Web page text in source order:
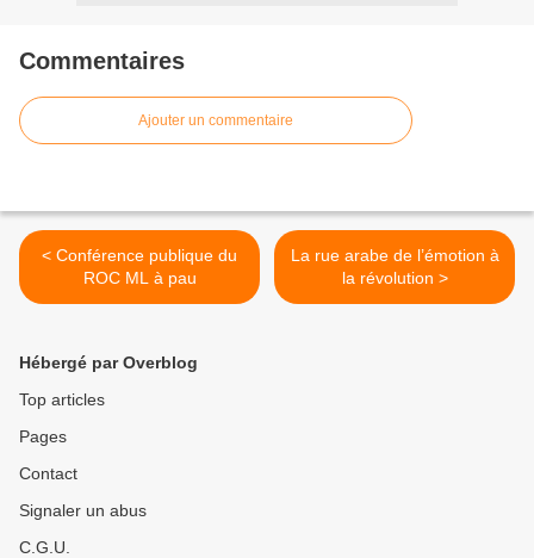
Commentaires
Ajouter un commentaire
< Conférence publique du
ROC ML à pau
La rue arabe de l’émotion à
la révolution >
Hébergé par Overblog
Top articles
Pages
Contact
Signaler un abus
C.G.U.